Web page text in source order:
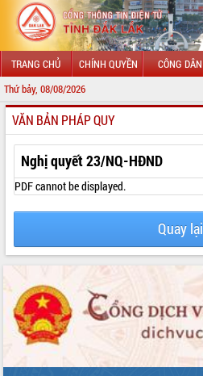
TRANG CHỦ CHÍNH QUYỀN CÔNG DÂN
Thứ bảy, 08/08/2026
GIỚI THIỆU
LÃNH ĐẠO UBND TỈNH
TIN TỨC SỰ KIỆN
UBND CÁC XÃ, PHƯỜNG
THÔNG TIN CHỈ ĐẠO ĐIỀU HÀNH
HỆ THỐNG VĂN BẢN
VĂN BẢN HĐND TỈNH
VĂN BẢN PHÁP QUY
Nghị quyết 23/NQ-HĐND
PDF cannot be displayed.
Quay lại